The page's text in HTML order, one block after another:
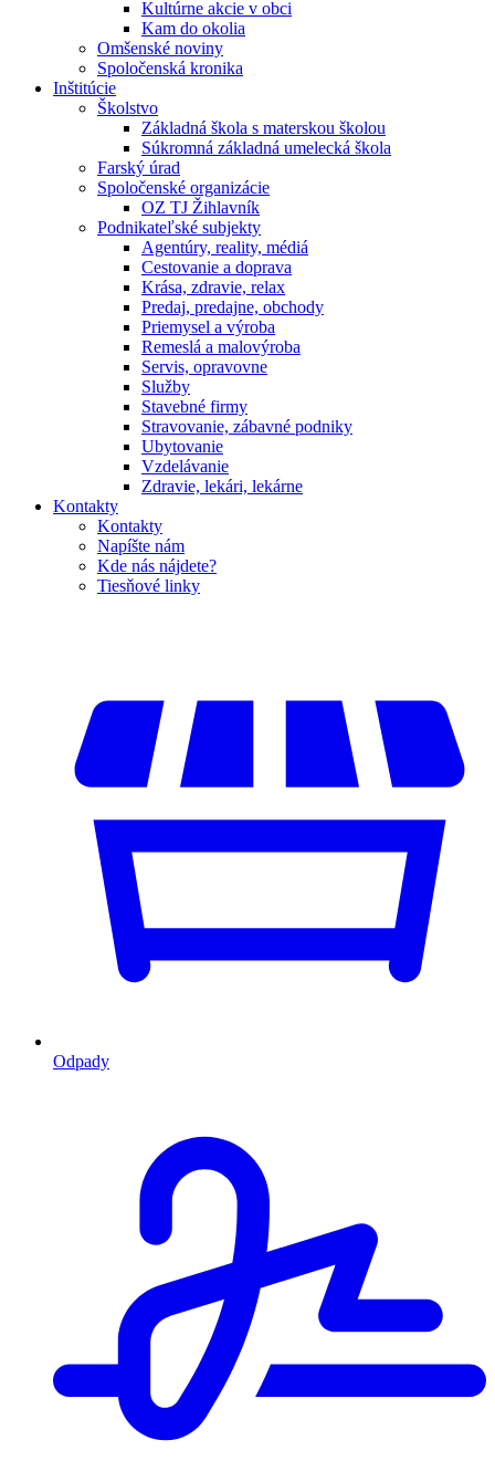
Kultúrne akcie v obci
Kam do okolia
Omšenské noviny
Spoločenská kronika
Inštitúcie
Školstvo
Základná škola s materskou školou
Súkromná základná umelecká škola
Farský úrad
Spoločenské organizácie
OZ TJ Žihlavník
Podnikateľské subjekty
Agentúry, reality, médiá
Cestovanie a doprava
Krása, zdravie, relax
Predaj, predajne, obchody
Priemysel a výroba
Remeslá a malovýroba
Servis, opravovne
Služby
Stavebné firmy
Stravovanie, zábavné podniky
Ubytovanie
Vzdelávanie
Zdravie, lekári, lekárne
Kontakty
Kontakty
Napíšte nám
Kde nás nájdete?
Tiesňové linky
Odpady